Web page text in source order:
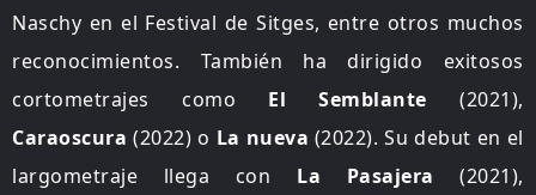
Naschy en el Festival de Sitges, entre otros muchos
reconocimientos. También ha dirigido exitosos
cortometrajes como El Semblante (2021),
Caraoscura (2022) o La nueva (2022). Su debut en el
largometraje llega con La Pasajera (2021),